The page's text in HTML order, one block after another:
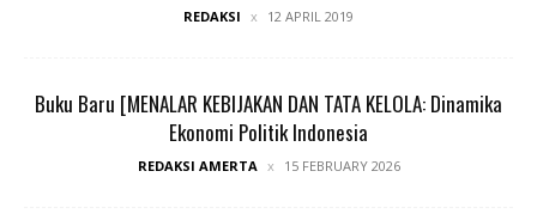
REDAKSI 12 APRIL 2019
Buku Baru [MENALAR KEBIJAKAN DAN TATA KELOLA: Dinamika
Ekonomi Politik Indonesia
REDAKSI AMERTA 15 FEBRUARY 2026